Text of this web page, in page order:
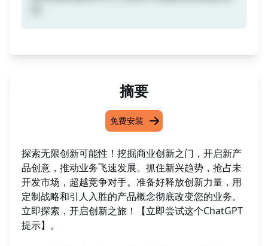
摘要
免费安装
探索无限创新可能性！挖掘商业创新之门，开启新产
品创意，推动业务飞速发展。抓住新兴趋势，抢占未
开发市场，超越竞争对手。准备好释放创新力量，用
定制战略和引人入胜的产品概念彻底改变您的业务。
立即探索，开启创新之旅！【立即尝试这个ChatGPT
提示】。